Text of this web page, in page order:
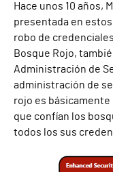
Hace unos 10 años,
presentada en
robo de
Bosque Rojo,
Administración de
administración de
rojo es básicamente
que confían los
todos los sus